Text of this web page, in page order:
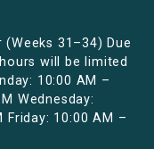
31–34) Due
will be limited
10:00 AM –
Wednesday:
Friday: 10:00 AM –